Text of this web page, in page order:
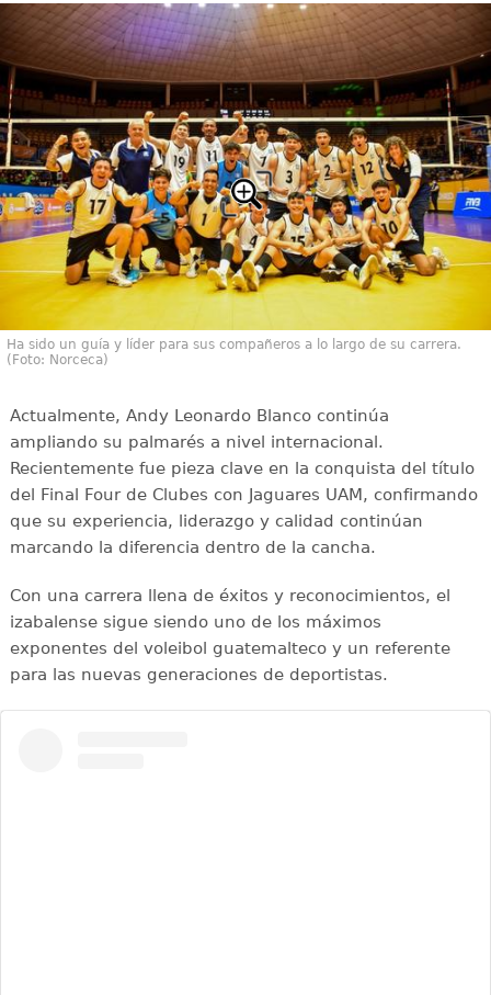
Ha sido un guía y líder para sus compañeros a lo largo de su carrera.
(Foto: Norceca)
Actualmente, Andy Leonardo Blanco continúa
ampliando su palmarés a nivel internacional.
Recientemente fue pieza clave en la conquista del título
del Final Four de Clubes con Jaguares UAM, confirmando
que su experiencia, liderazgo y calidad continúan
marcando la diferencia dentro de la cancha.
Con una carrera llena de éxitos y reconocimientos, el
izabalense sigue siendo uno de los máximos
exponentes del voleibol guatemalteco y un referente
para las nuevas generaciones de deportistas.